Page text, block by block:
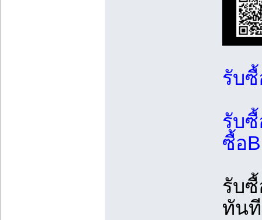
รับ
รับ
ซื้อ
รับ
ทัน